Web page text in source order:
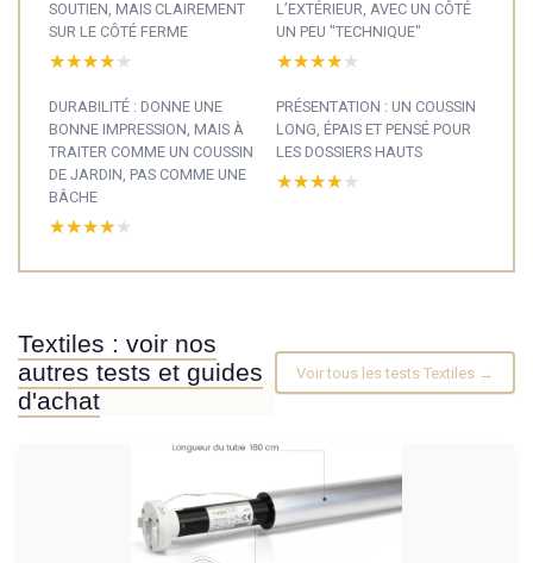
SOUTIEN, MAIS CLAIREMENT
SUR LE CÔTÉ FERME
★★★★★
★★★★★
L’EXTÉRIEUR, AVEC UN CÔTÉ
UN PEU "TECHNIQUE"
★★★★★
★★★★★
DURABILITÉ : DONNE UNE
BONNE IMPRESSION, MAIS À
TRAITER COMME UN COUSSIN
DE JARDIN, PAS COMME UNE
BÂCHE
★★★★★
★★★★★
PRÉSENTATION : UN COUSSIN
LONG, ÉPAIS ET PENSÉ POUR
LES DOSSIERS HAUTS
★★★★★
★★★★★
Textiles : voir nos
autres tests et guides
d'achat
Voir tous les tests Textiles →